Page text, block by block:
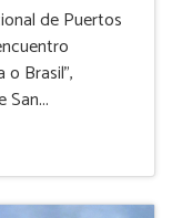
de Puertos
Brasil”,